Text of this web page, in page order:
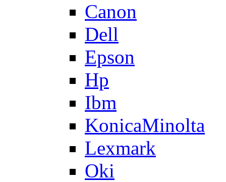
Canon
Dell
Epson
Hp
Ibm
KonicaMinolta
Lexmark
Oki